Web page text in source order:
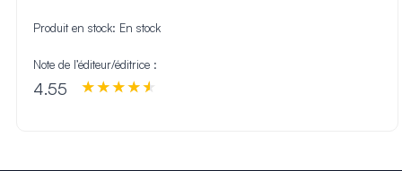
Produit en stock: En stock
Note de l’éditeur/éditrice :
4.55